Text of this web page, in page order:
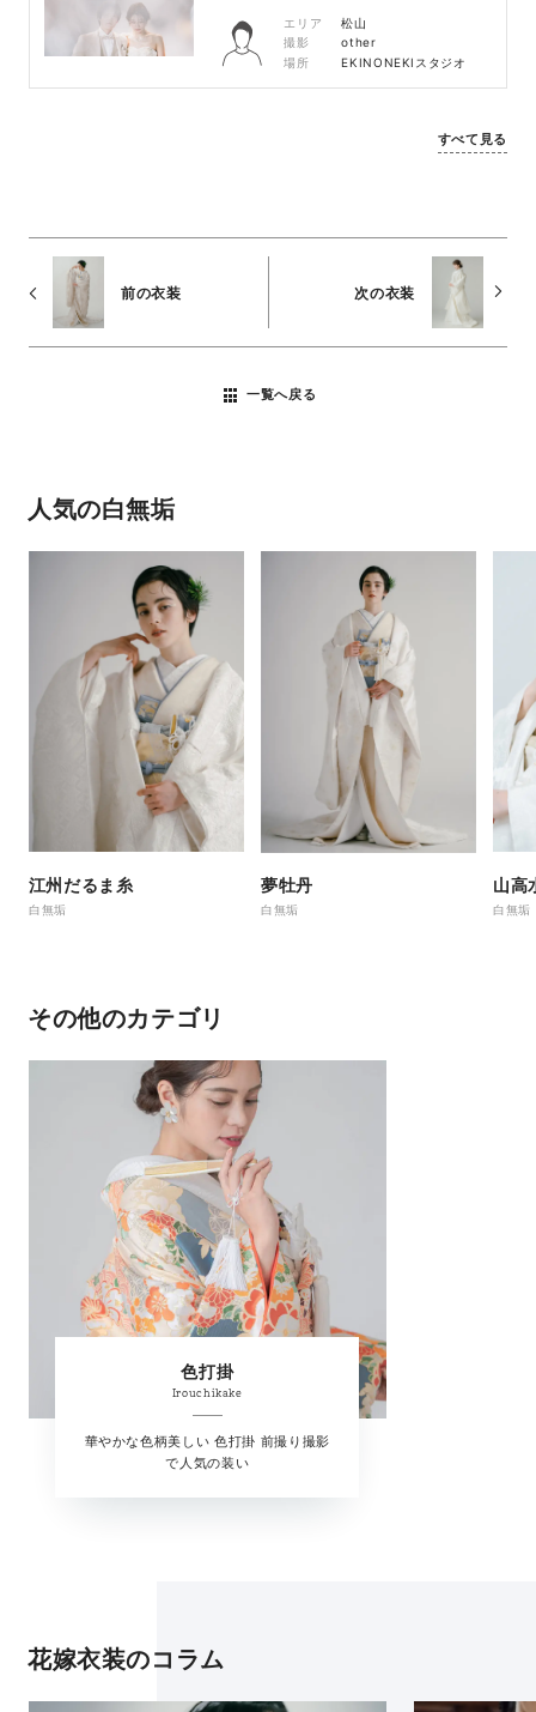
エリア
松山
撮影
other
場所
EKINONEKIスタジオ
すべて見る
前の衣装 次の衣装
一覧へ戻る
人気の白無垢
江州だるま糸
白無垢
夢牡丹
白無垢
山高
白無垢
その他のカテゴリ
色打掛
Irouchikake
華やかな色柄美しい 色打掛 前撮り撮影
で人気の装い
花嫁衣装のコラム